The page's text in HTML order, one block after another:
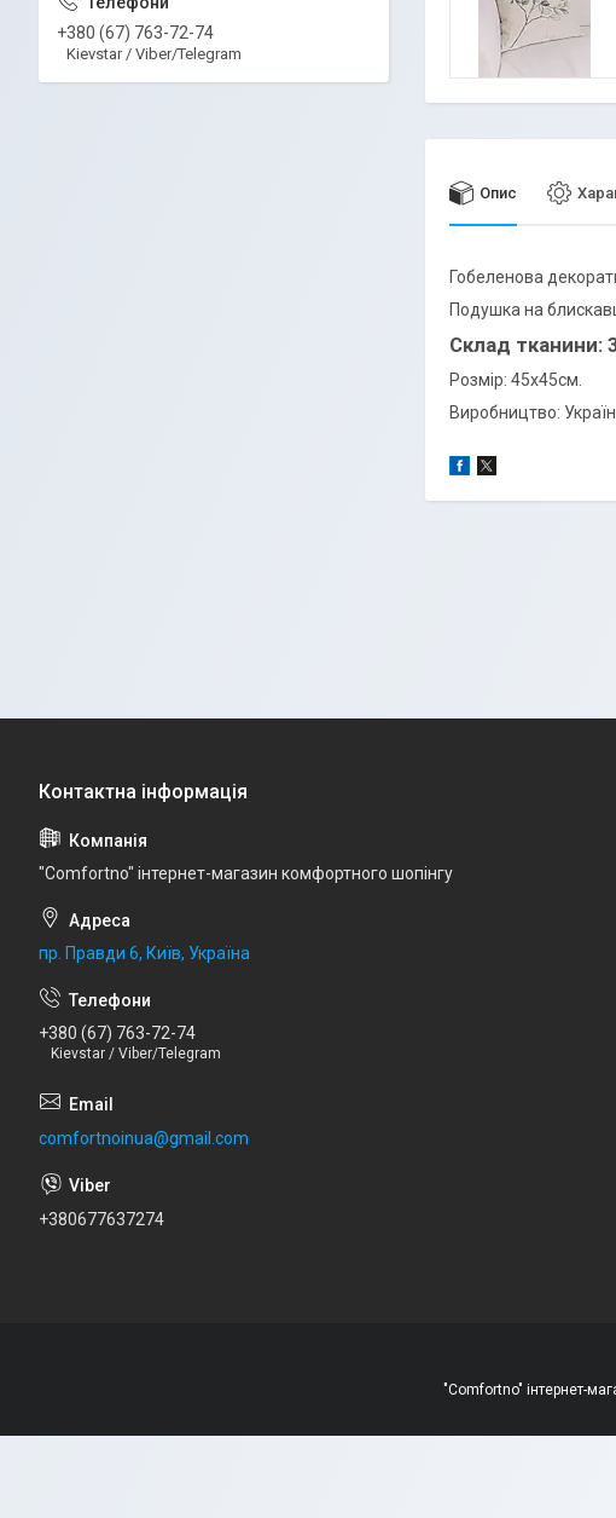
Опис
Гобеленова
Подушка на
Склад тканини:
Розмір: 45х45см.
Виробництво:
+380 (67) 763-72-74
Kievstar / Viber/Telegram
"Comfortno" інтернет-магазин комфортного шопінгу
пр. Правди 6, Київ, Україна
+380 (67) 763-72-74
Kievstar / Viber/Telegram
comfortnoinua@gmail.com
+380677637274